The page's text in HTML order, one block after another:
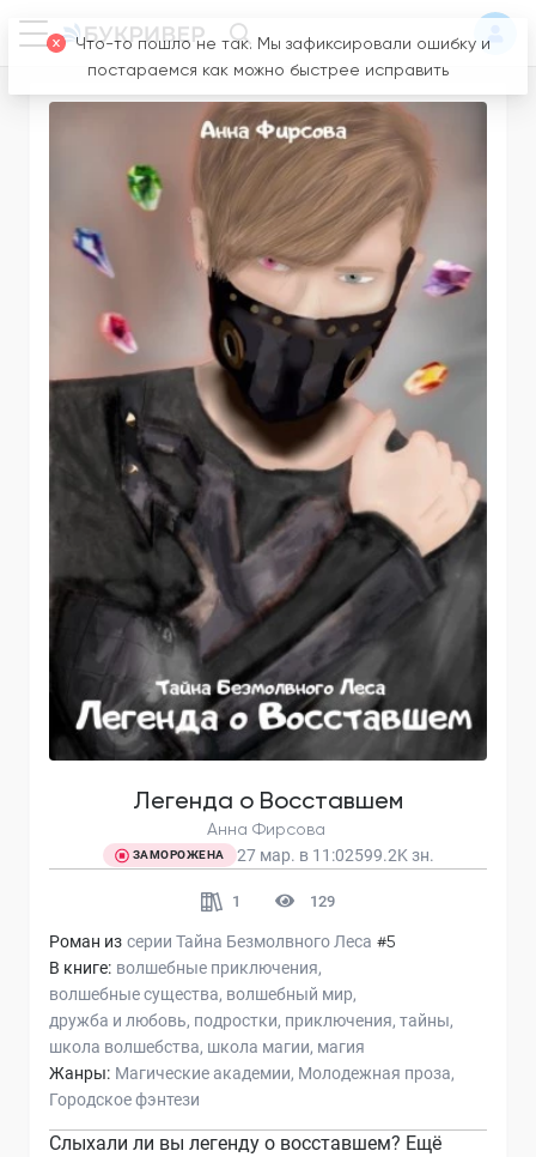
Легенда о Восставшем
Анна Фирсова
ЗАМОРОЖЕНА 27 мар. в 11:02599.2K зн.
1 129
Роман из серии Тайна Безмолвного Леса #5
В книге: волшебные приключения
волшебные существа волшебный мир
дружба и любовь подростки приключения тайны
школа волшебства школа магии магия
Жанры: Магические академии Молодежная проза
Городское фэнтези
Слыхали ли вы легенду о восставшем? Ещё